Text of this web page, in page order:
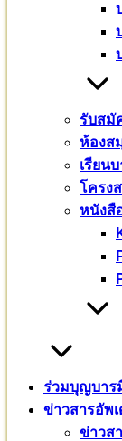
รับสมั
ห้องส
เรียน
โครง
หนังสื
ร่วมบุญบาร
ข่าวสารอัพ
ข่าวส
ท่านอาจารย์เจ้า
ออกแบบภูมิสถา
อนันต์กิจ และ โ
เรียบร้อยแล้ว มี
หน้าดิน จำเป็นต้
เริ่มลงมือแล้ววั
ร่วมบุญบารมี :
ธ.กรุงไทย สาขาศ
เลขที่ 459-0-
ติดต่อสอบถาม
พระธรรม​วชิรา​จ
๐๙๒ – ๖๙๔ – ๘